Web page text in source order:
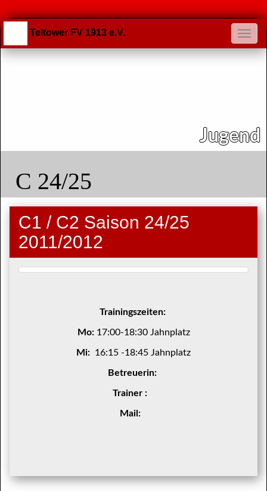
Teltower FV 1913 e.V.
Jugend
C 24/25
C1 / C2 Saison 24/25
2011/2012
Trainingszeiten:
Mo: 17:00-18:30 Jahnplatz
Mi: 16:15 -18:45 Jahnplatz
Betreuerin:
Trainer :
Mail: